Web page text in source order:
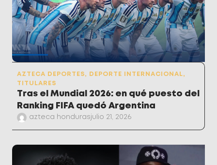
AZTECA DEPORTES, DEPORTE INTERNACIONAL,
TITULARES
Tras el Mundial 2026: en qué puesto del
Ranking FIFA quedó Argentina
azteca honduras julio 21, 2026